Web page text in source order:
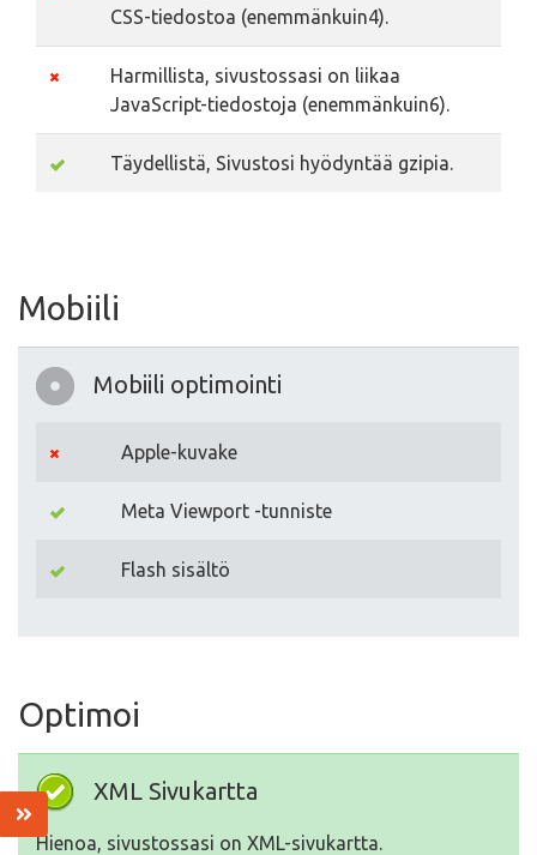
CSS-tiedostoa (enemmänkuin4).
Harmillista, sivustossasi on liikaa
JavaScript-tiedostoja (enemmänkuin6).
Täydellistä, Sivustosi hyödyntää gzipia.
Mobiili
Mobiili optimointi
Apple-kuvake
Meta Viewport -tunniste
Flash sisältö
Optimoi
XML Sivukartta
Hienoa, sivustossasi on XML-sivukartta.